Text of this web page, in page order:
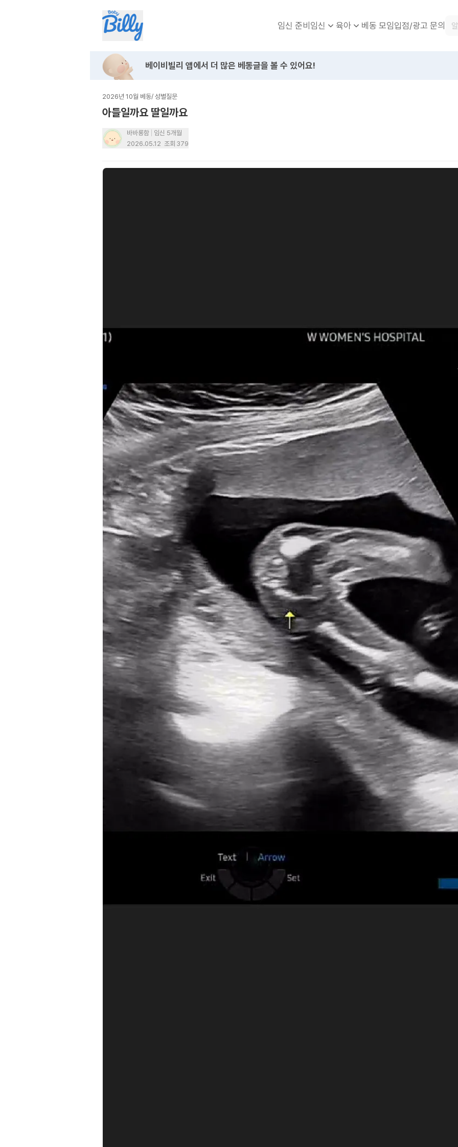
임신 준비임신 육아 베동 모임입점/광고 문의
베이비빌리 앱에서 더 많은 베동글을 볼 수 있어요!
2026년 10월 베동/ 성별질문
아들일까요 딸일까요
바바롱함
임신 5개월
2026.05.12 조회 379